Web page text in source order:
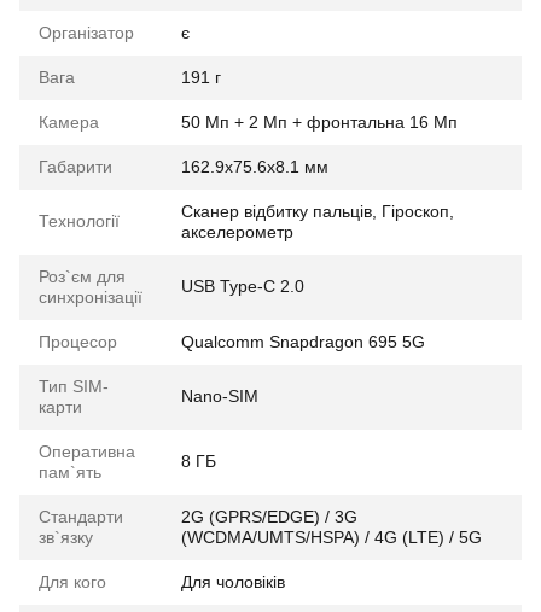
Організатор є
Вага 191 г
Камера 50 Мп + 2 Мп + фронтальна 16 Мп
Габарити 162.9x75.6x8.1 мм
Технології
Сканер відбитку пальців, Гіроскоп,
акселерометр
Роз`єм для
синхронізації
USB Type-C 2.0
Процесор Qualcomm Snapdragon 695 5G
Тип SIM-
карти
Nano-SIM
Оперативна
пам`ять
8 ГБ
Стандарти
зв`язку
2G (GPRS/EDGE) / 3G
(WCDMA/UMTS/HSPA) / 4G (LTE) / 5G
Для кого Для чоловіків